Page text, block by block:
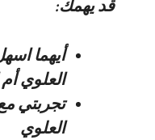
قد يهمك:
أيهما
العلوي
تجربتي
العلوي